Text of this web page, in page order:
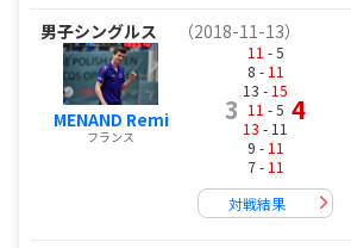
男子シングルス （2018-11-13）
MENAND Remi
フランス
3
11 - 5
8 - 11
13 - 15
11 - 5
13 - 11
9 - 11
7 - 11
4
対戦結果